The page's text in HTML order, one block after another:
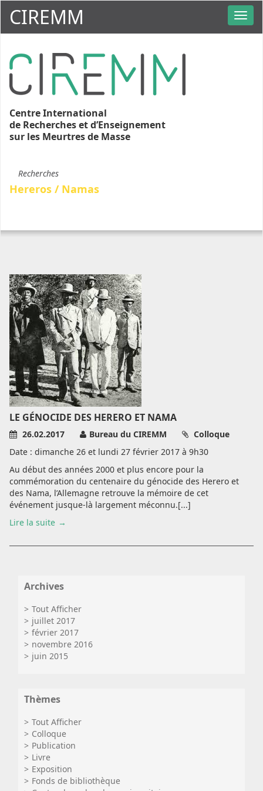
CIREMM
Centre International
de Recherches et d’Enseignement
sur les Meurtres de Masse
Recherches
Hereros / Namas
LE GÉNOCIDE DES HERERO ET NAMA
26.02.2017 Bureau du CIREMM
Colloque
Date : dimanche 26 et lundi 27 février 2017 à 9h30
Au début des années 2000 et plus encore pour la
commémoration du centenaire du génocide des Herero et
des Nama, l’Allemagne retrouve la mémoire de cet
événement jusque-là largement méconnu.[...]
Lire la suite
Archives
Tout Afficher
juillet 2017
février 2017
novembre 2016
juin 2015
Thèmes
Tout Afficher
Colloque
Publication
Livre
Exposition
Fonds de bibliothèque